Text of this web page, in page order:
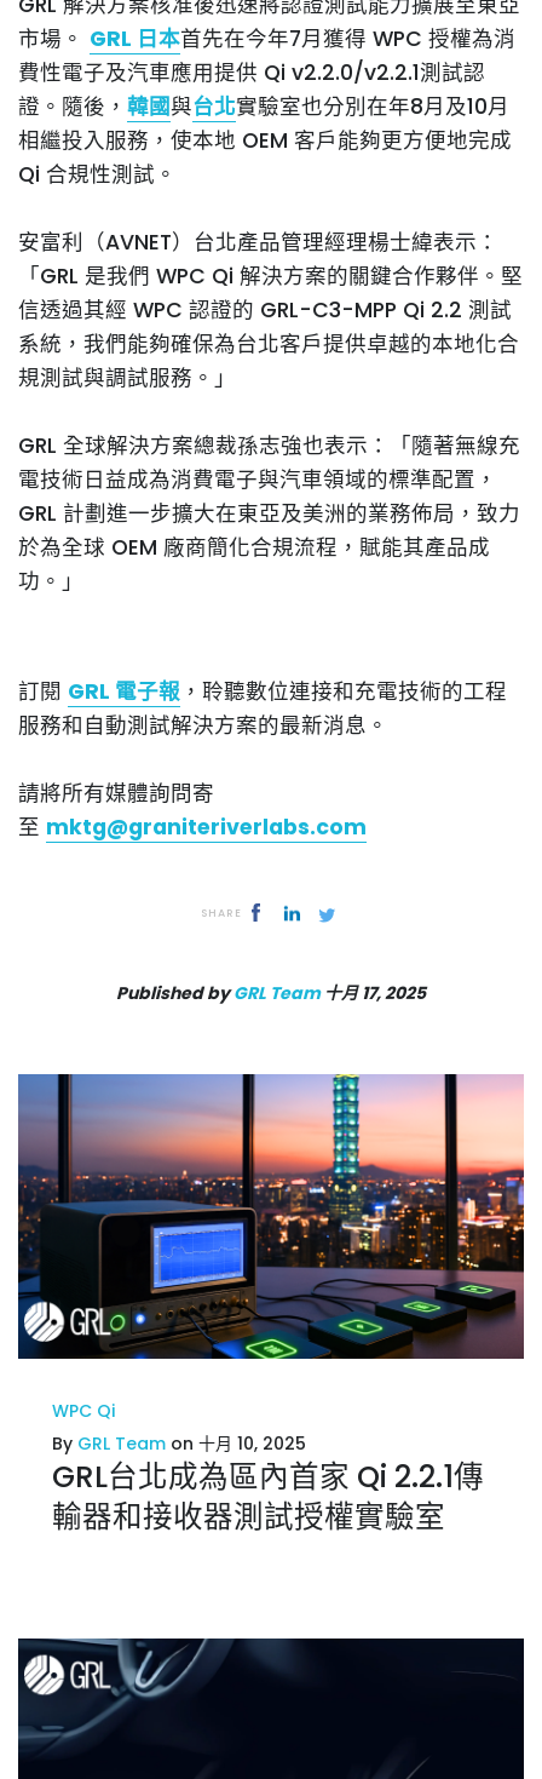
市場。 GRL 日本首先在今年7月獲得 WPC 授權為消
費性電子及汽車應用提供 Qi v2.2.0/v2.2.1測試認
證。隨後， 韓國與台北實驗室也分別在年8月及10月
相繼投入服務，使本地 OEM 客戶能夠更方便地完成
Qi 合規性測試。
安富利（AVNET）台北產品管理經理楊士緯表示：
「GRL 是我們 WPC Qi 解決方案的關鍵合作夥伴。堅
信透過其經 WPC 認證的 GRL-C3-MPP Qi 2.2 測試
系統，我們能夠確保為台北客戶提供卓越的本地化合
規測試與調試服務。」
GRL 全球解決方案總裁孫志強也表示：「隨著無線充
電技術日益成為消費電子與汽車領域的標準配置，
GRL 計劃進一步擴大在東亞及美洲的業務佈局，致力
於為全球 OEM 廠商簡化合規流程，賦能其產品成
功。」
訂閱 GRL 電子報 ，聆聽數位連接和充電技術的工程
服務和自動測試解決方案的最新消息。
請將所有媒體詢問寄
至 mktg@graniteriverlabs.com
SHARE
Published byGRL Team十月 17, 2025
WPC Qi
By GRL Team on 十月 10, 2025
GRL台北成為區內首家 Qi 2.2.1傳
輸器和接收器測試授權實驗室